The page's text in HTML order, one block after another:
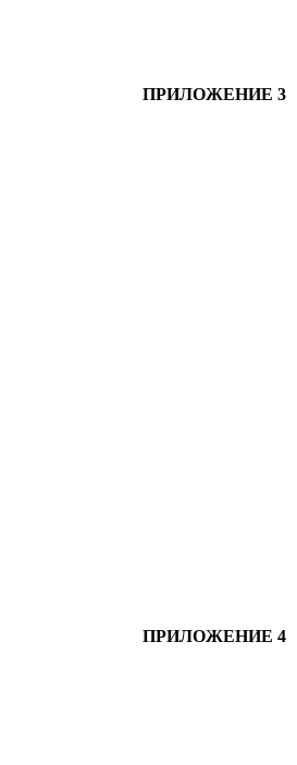
ПРИЛОЖЕНИЕ 3
ПРИЛОЖЕНИЕ 4